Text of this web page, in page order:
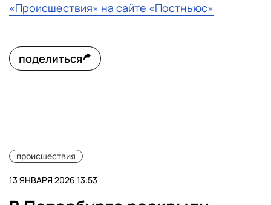
«Происшествия» на сайте «Постньюс»
поделиться
происшествия
13 ЯНВАРЯ 2026 13:53